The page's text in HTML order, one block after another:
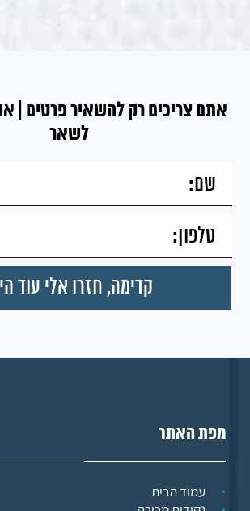
אתם צריכים רק להשאיר פרטים |
לשאר
מפת האתר
עמוד הבית